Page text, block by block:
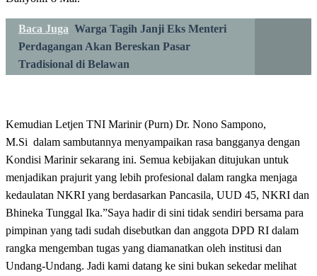
Baca Juga Warga Tagih Janji Eks Menteri
Perdagangan Akan Bereskan Pasar
Tradisional di Belawan
Kemudian Letjen TNI Marinir (Purn) Dr. Nono Sampono,
M.Si dalam sambutannya menyampaikan rasa bangganya dengan
Kondisi Marinir sekarang ini. Semua kebijakan ditujukan untuk
menjadikan prajurit yang lebih profesional dalam rangka menjaga
kedaulatan NKRI yang berdasarkan Pancasila, UUD 45, NKRI dan
Bhineka Tunggal Ika.”Saya hadir di sini tidak sendiri bersama para
pimpinan yang tadi sudah disebutkan dan anggota DPD RI dalam
rangka mengemban tugas yang diamanatkan oleh institusi dan
Undang-Undang. Jadi kami datang ke sini bukan sekedar melihat